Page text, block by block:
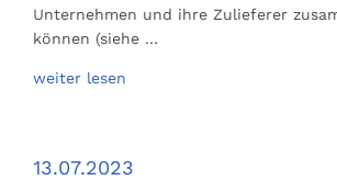
Unternehmen und ihre Zulieferer
können (siehe …
weiter lesen
13.07.2023